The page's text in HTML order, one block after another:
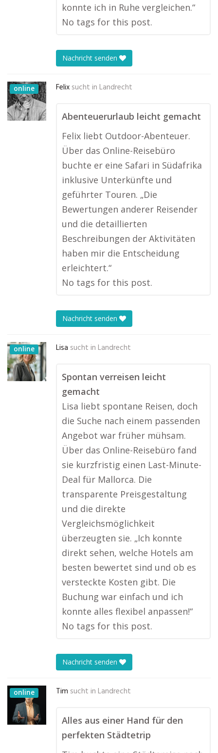
konnte ich in Ruhe vergleichen.“
No tags for this post.
Nachricht senden
online Felix sucht in Landrecht
Abenteuerurlaub leicht gemacht
Felix liebt Outdoor-Abenteuer.
Über das Online-Reisebüro
buchte er eine Safari in Südafrika
inklusive Unterkünfte und
geführter Touren. „Die
Bewertungen anderer Reisender
und die detaillierten
Beschreibungen der Aktivitäten
haben mir die Entscheidung
erleichtert.“
No tags for this post.
Nachricht senden
online Lisa sucht in Landrecht
Spontan verreisen leicht
gemacht
Lisa liebt spontane Reisen, doch
die Suche nach einem passenden
Angebot war früher mühsam.
Über das Online-Reisebüro fand
sie kurzfristig einen Last-Minute-
Deal für Mallorca. Die
transparente Preisgestaltung
und die direkte
Vergleichsmöglichkeit
überzeugten sie. „Ich konnte
direkt sehen, welche Hotels am
besten bewertet sind und ob es
versteckte Kosten gibt. Die
Buchung war einfach und ich
konnte alles flexibel anpassen!“
No tags for this post.
Nachricht senden
online Tim sucht in Landrecht
Alles aus einer Hand für den
perfekten Städtetrip